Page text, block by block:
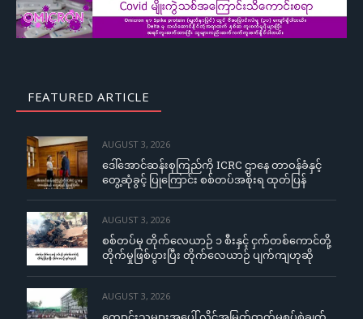
FEATURED ARTICLE
AUGUST 3, 2026
ဒေါ်အောင်ဆန်းစုကြည်ကို ICRC ဌာနေ တာဝန်ခံနှင့်
တွေ့ဆုံခွင့် ပြုကြောင်း စစ်တပ်အစိုးရ ထုတ်ပြန်
AUGUST 3, 2026
စစ်တပ်မှ တိုက်လေယာဉ် ၁ စီးနှင့် ငှက်တစ်ကောင်တို့
တိုက်မှုဖြစ်ပွားပြီး တိုက်လေယာဉ် ပျက်ကျဟုဆို
AUGUST 3, 2026